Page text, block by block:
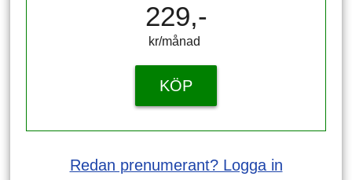
229,-
kr/månad ​​​​​​
KÖP
Redan prenumerant? Logga in